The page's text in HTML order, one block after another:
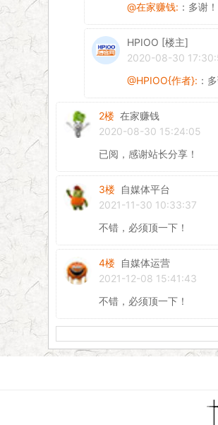
@在家赚钱: ：多谢！
HPIOO [楼主]
2020-08-30
@HPIOO{作者}: ：
2楼 在家赚钱
2020-08-30 15:24:05
已阅，感谢站长分享！
3楼 自媒体平台
2021-11-30 10:33:37
不错，必须顶一下！
4楼 自媒体运营
2021-12-08 15:41:43
不错，必须顶一下！